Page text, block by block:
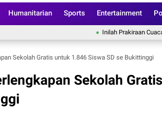
Humanitarian Sports Entertainment
Inilah Prakiraan Cuaca
Sekolah Gratis untuk 1.846 Siswa SD se Bukittinggi
Sekolah